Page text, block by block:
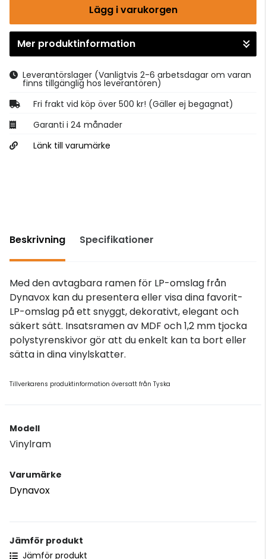
Lägg i varukorgen
Gå till kassan
Mer produktinformation
Leverantörslager (Vanligtvis 2-6 arbetsdagar om varan
finns tillgänglig hos leverantören)
Fri frakt vid köp över 500 kr! (Gäller ej begagnat)
Garanti i 24 månader
Länk till varumärke
Beskrivning Specifikationer
Med den avtagbara ramen för LP-omslag från
Dynavox kan du presentera eller visa dina favorit-
LP-omslag på ett snyggt, dekorativt, elegant och
säkert sätt. Insatsramen av MDF och 1,2 mm tjocka
polystyrenskivor gör att du enkelt kan ta bort eller
sätta in dina vinylskatter.
Tillverkarens produktinformation översatt från Tyska
Modell
Vinylram
Varumärke
Dynavox
Jämför produkt
Jämför produkt